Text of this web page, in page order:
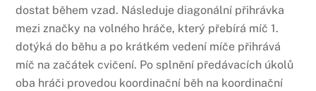
dostat během vzad. Následuje diagonální přihrávka
mezi značky na volného hráče, který přebírá míč 1.
dotýká do běhu a po krátkém vedení míče přihrává
míč na začátek cvičení. Po splnění předávacích úkolů
oba hráči provedou koordinační běh na koordinační